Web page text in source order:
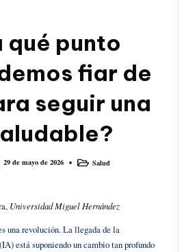
qué punto
fiar de
seguir una
29 de mayo de 2026 Publicado
Salud
, Universidad Miguel Hernández
una revolución. La llegada de la
(IA) está suponiendo un cambio tan profundo